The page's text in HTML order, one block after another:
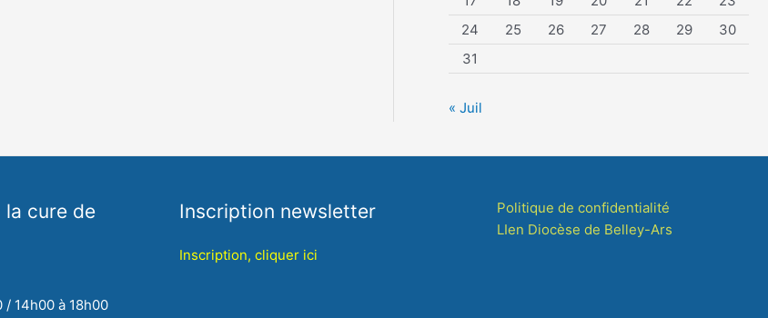
24
25 26 27 28 29
30
31
« Juil
la cure de
/ 14h00 à 18h00
Inscription newsletter
Inscription, cliquer ici
Politique de confidentialité
LIen Diocèse de Belley-Ars